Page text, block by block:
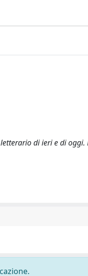
di ieri e di oggi.